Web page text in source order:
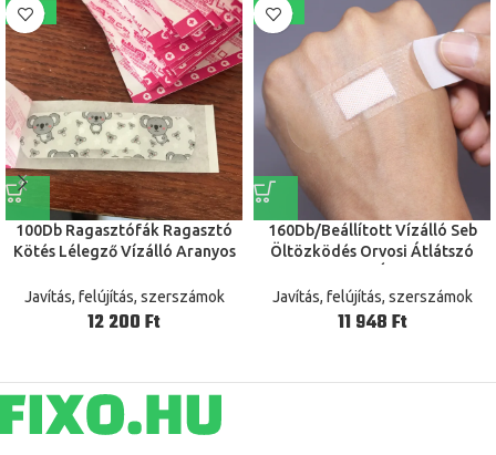
-39%
100Db Ragasztófák Ragasztó
Kötés Lélegző Vízálló Aranyos
Elsősegély -Segélykészlet,
Véletlenszerű Stílus
Javítás, felújítás, szerszámok
Ft
-40%
160Db/Beállított Vízálló Seb
Öltözködés Orvosi Átlátszó
Sebkezeléshez Védjen
Elsősegélykészlet
Javítás, felújítás, szerszámok
Ft